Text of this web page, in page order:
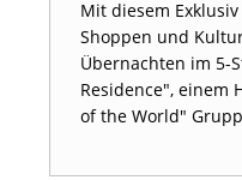
Mit diesem
Shoppen und
Übernachten im 5-
Residence", einem
of the World"